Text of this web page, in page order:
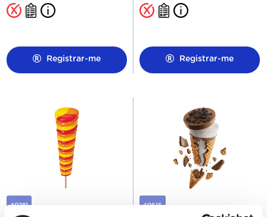
Registrar-me Registrar-me
40281 40616